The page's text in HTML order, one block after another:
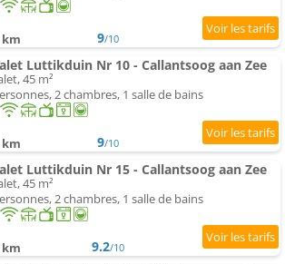
km 9/10
Luttikduin Nr 10 - Callantsoog aan Zee
45 m²
2 chambres, 1 salle de bains
km 9/10
Luttikduin Nr 15 - Callantsoog aan Zee
45 m²
2 chambres, 1 salle de bains
km 9.2/10